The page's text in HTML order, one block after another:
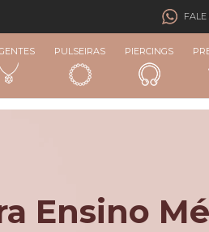
FALE
PULSEIRAS PIERCINGS
Ensino